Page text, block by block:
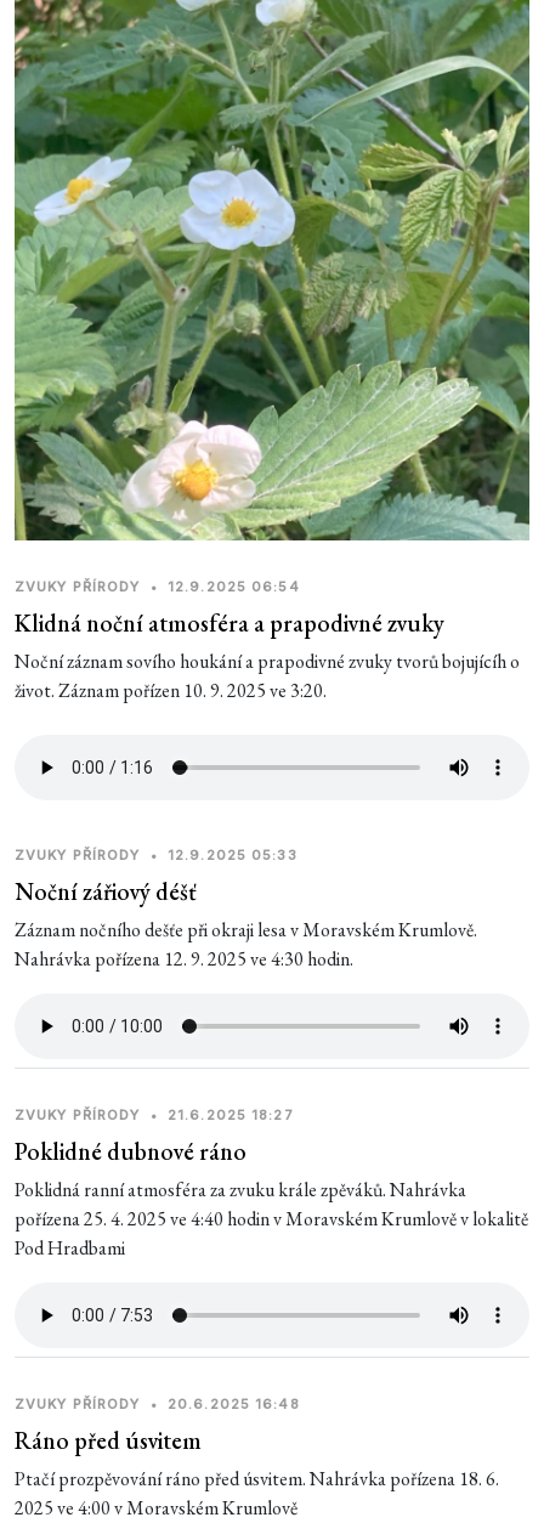
ZVUKY PŘÍRODY • 12.9.2025 06:54
Klidná noční atmosféra a prapodivné zvuky
Noční záznam sovího houkání a prapodivné zvuky tvorů bojujícíh o
život. Záznam pořízen 10. 9. 2025 ve 3:20.
ZVUKY PŘÍRODY • 12.9.2025 05:33
Noční zářiový déšť
Záznam nočního dešťe při okraji lesa v Moravském Krumlově.
Nahrávka pořízena 12. 9. 2025 ve 4:30 hodin.
ZVUKY PŘÍRODY • 21.6.2025 18:27
Poklidné dubnové ráno
Poklidná ranní atmosféra za zvuku krále zpěváků. Nahrávka
pořízena 25. 4. 2025 ve 4:40 hodin v Moravském Krumlově v lokalitě
Pod Hradbami
ZVUKY PŘÍRODY • 20.6.2025 16:48
Ráno před úsvitem
Ptačí prozpěvování ráno před úsvitem. Nahrávka pořízena 18. 6.
2025 ve 4:00 v Moravském Krumlově